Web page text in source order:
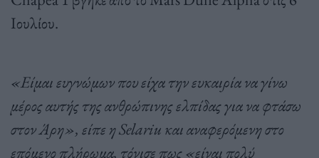
Ιουλίου.
«Είμαι ευγνώμων που είχα την ευκαιρία να γίνω
μέρος αυτής της ανθρώπινης ελπίδας για να φτάσω
στον Άρη», είπε η Selariu και αναφερόμενη στο
επόμενο πλήρωμα, τόνισε πως «είναι πολύ